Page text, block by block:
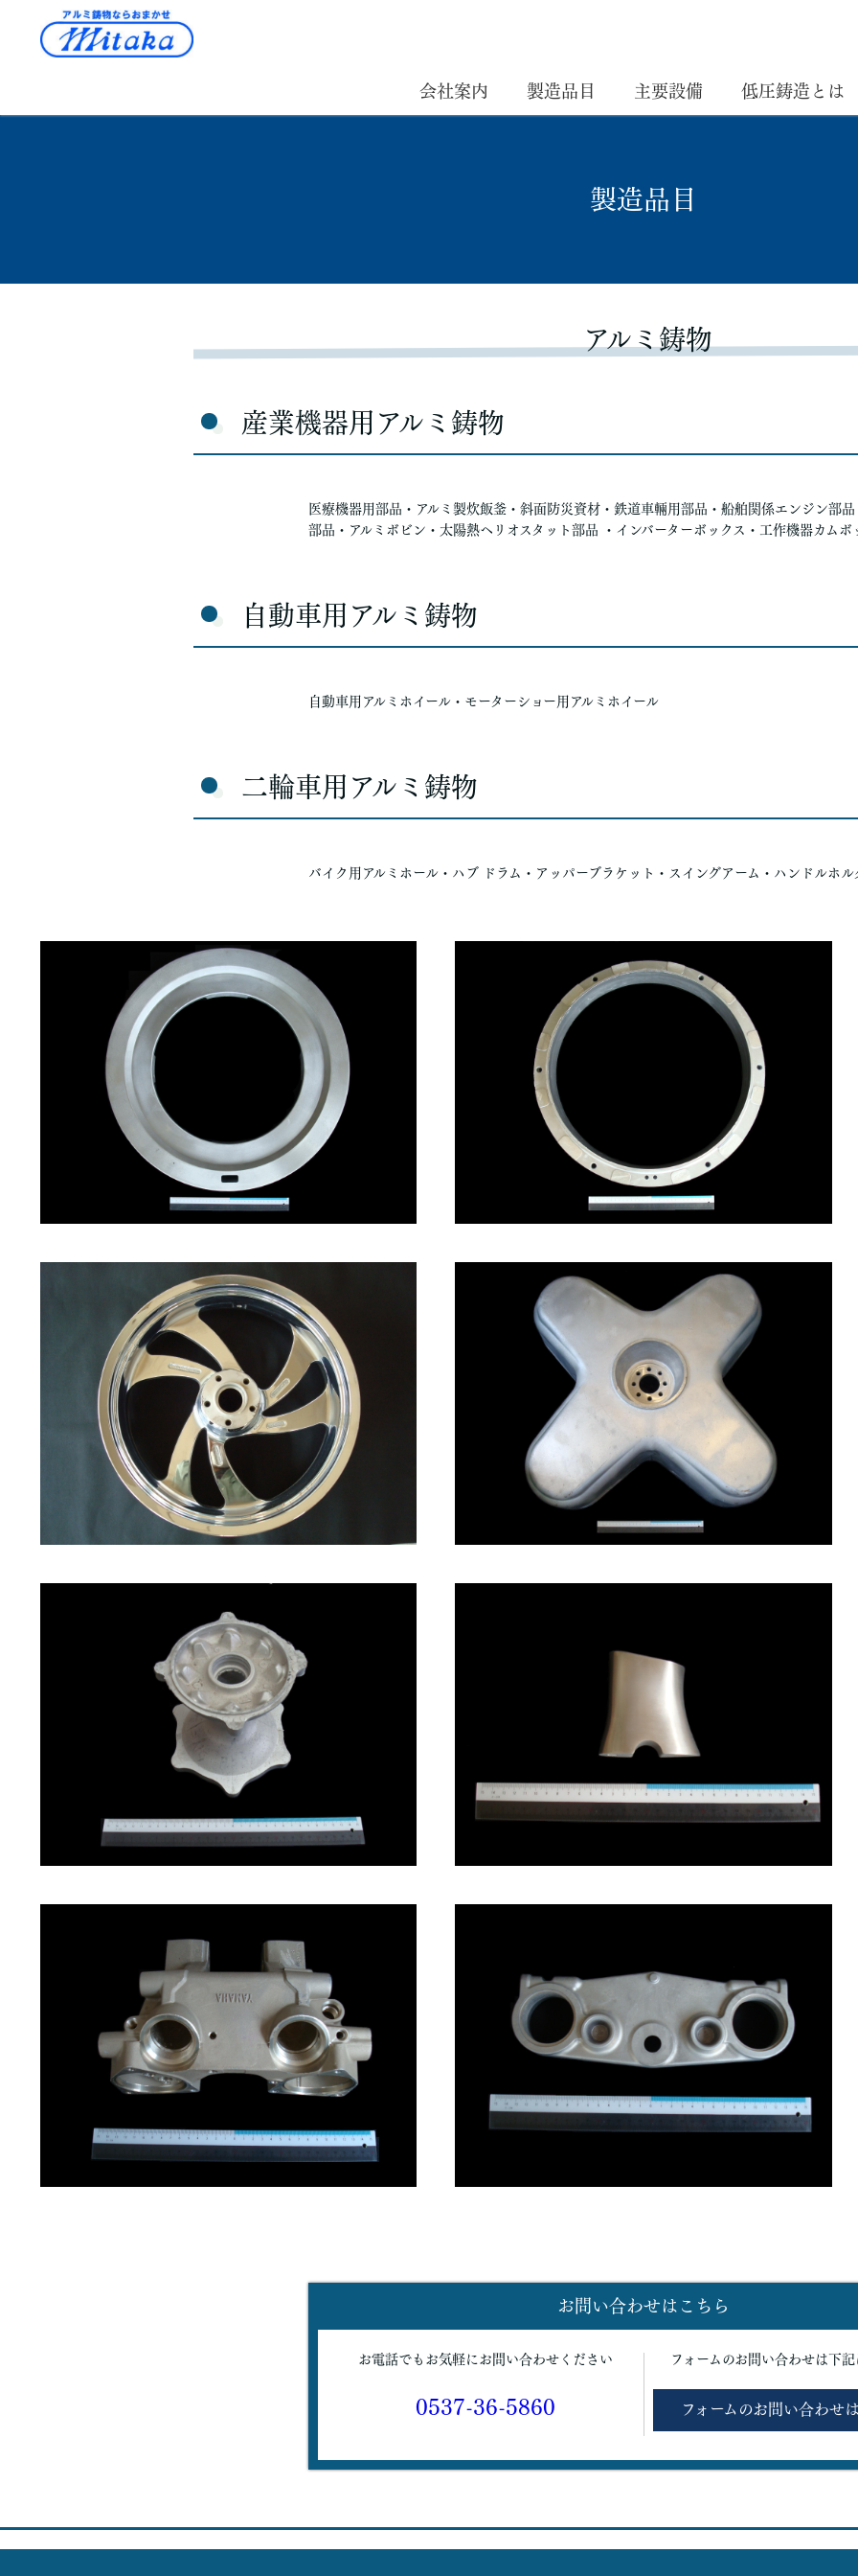
会社案内 製造品目 主要設備 低圧鋳造とは
製造品目
アルミ鋳物
産業機器用アルミ鋳物
医療機器用部品・アルミ製炊飯釜・斜面防災資材・鉄道車輛用部品・船舶関係エンジン部
部品・アルミボビン・太陽熱ヘリオスタット部品 ・インバーターボックス・工作機器カムボ
自動車用アルミ鋳物
自動車用アルミホイール・モーターショー用アルミホイール
二輪車用アルミ鋳物
バイク用アルミホール・ハブ ドラム・アッパーブラケット・スイングアーム・ハンドルホル
お問い合わせはこちら
お電話でもお気軽にお問い合わせください
0537-36-5860
フォームのお問い合わせは下
フォームのお問い合わせ